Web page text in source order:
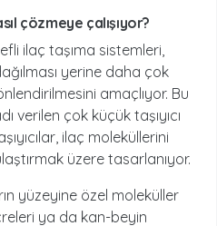
çözmeye çalışıyor?
ilaç taşıma sistemleri,
yerine daha çok
amaçlıyor. Bu
verilen çok küçük taşıyıcı
ilaç moleküllerini
üzere tasarlanıyor.
yüzeyine özel moleküller
ya da kan-beyin